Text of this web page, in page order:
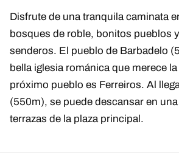
Disfrute de una tranquila caminata
bosques de roble, bonitos pueblos
senderos. El pueblo de Barbadelo
bella iglesia románica que merece
próximo pueblo es Ferreiros. Al
(550m), se puede descansar en
terrazas de la plaza principal.